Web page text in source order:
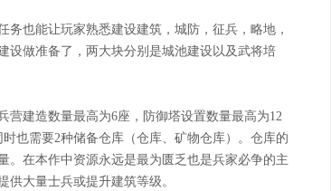
也能让玩家熟悉建设建筑，城防，征兵，略地，
设做准备了，两大块分别是城池建设以及武将培
营建造数量最高为6座，防御塔设置数量最高为12
也需要2种储备仓库（仓库、矿物仓库）。仓库的
。在本作中资源永远是最为匮乏也是兵家必争的主
大量士兵或提升建筑等级。